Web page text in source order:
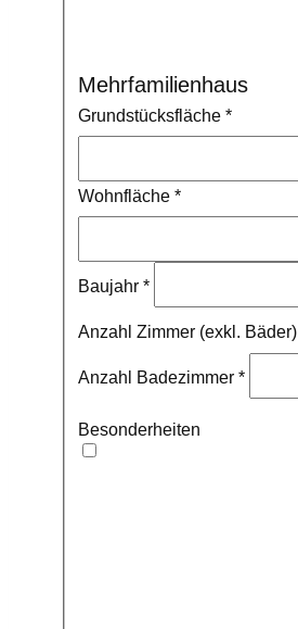
Mehrfamilienhaus
Grundstücksfläche *
Wohnfläche *
Baujahr *
Anzahl Zimmer (exkl. Bäder)
Anzahl Badezimmer *
Besonderheiten